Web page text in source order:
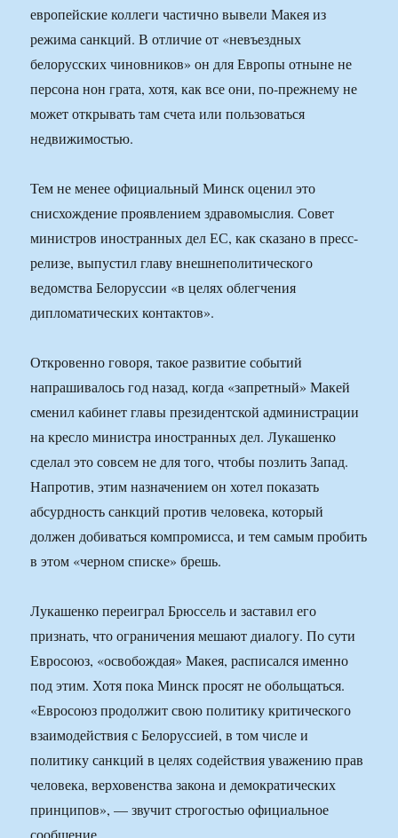
европейские коллеги частично вывели Макея из
режима санкций. В отличие от «невъездных
белорусских чиновников» он для Европы отныне не
персона нон грата, хотя, как все они, по-прежнему не
может открывать там счета или пользоваться
недвижимостью.
Тем не менее официальный Минск оценил это
снисхождение проявлением здравомыслия. Совет
министров иностранных дел ЕС, как сказано в пресс-
релизе, выпустил главу внешнеполитического
ведомства Белоруссии «в целях облегчения
дипломатических контактов».
Откровенно говоря, такое развитие событий
напрашивалось год назад, когда «запретный» Макей
сменил кабинет главы президентской администрации
на кресло министра иностранных дел. Лукашенко
сделал это совсем не для того, чтобы позлить Запад.
Напротив, этим назначением он хотел показать
абсурдность санкций против человека, который
должен добиваться компромисса, и тем самым пробить
в этом «черном списке» брешь.
Лукашенко переиграл Брюссель и заставил его
признать, что ограничения мешают диалогу. По сути
Евросоюз, «освобождая» Макея, расписался именно
под этим. Хотя пока Минск просят не обольщаться.
«Евросоюз продолжит свою политику критического
взаимодействия с Белоруссией, в том числе и
политику санкций в целях содействия уважению прав
человека, верховенства закона и демократических
принципов», — звучит строгостью официальное